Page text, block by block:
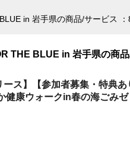
in 岩手県の商品/サービス
THE BLUE in 岩手県の商
ース】【参加者募集・特典
健康ウォークin春の海ごみゼ